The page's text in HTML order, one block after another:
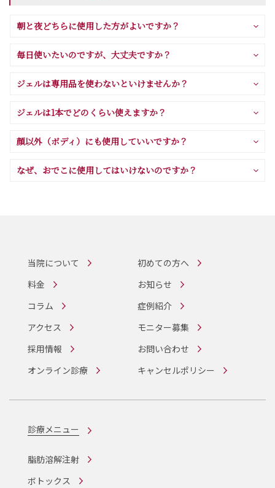
朝と夜どちらに使用した方がよいですか？
毎日使いたいのですが、大丈夫ですか？
ジェルは専用品を使わないといけませんか？
ジェルは1本でどのくらい使えますか？
顔以外（ボディ）にも使用していいですか？
なぜ、おでこに使用してはいけないのですか？
当院について
初めての方へ
料金
お知らせ
コラム
症例紹介
アクセス
モニター募集
採用情報
お問い合わせ
オンライン診療
キャンセルポリシー
診療メニュー
脂肪溶解注射
ボトックス